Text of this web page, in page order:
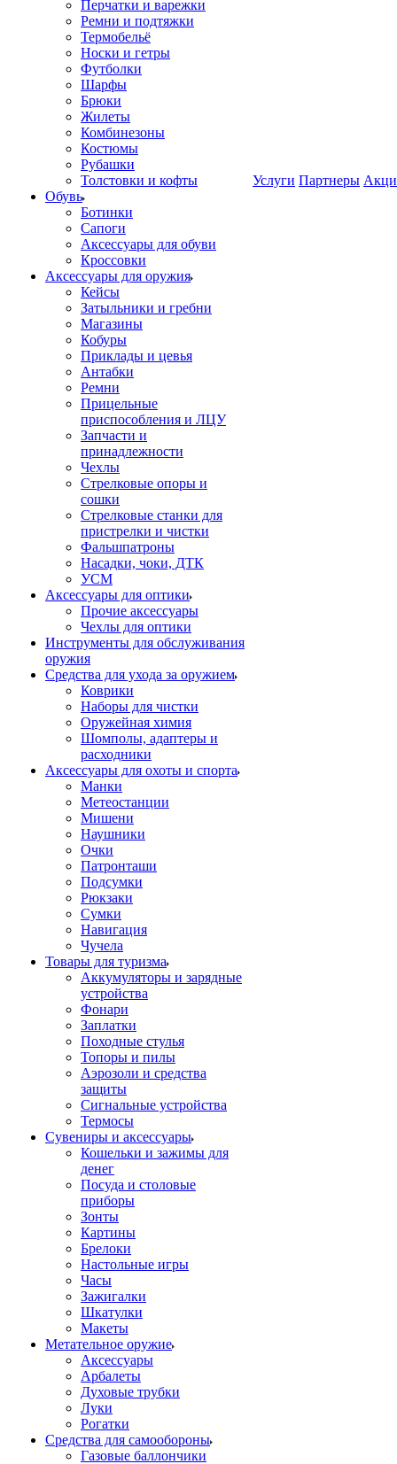
Перчатки и варежки
Ремни и подтяжки
Термобельё
Носки и гетры
Футболки
Шарфы
Брюки
Жилеты
Комбинезоны
Костюмы
Рубашки
Толстовки и кофты
Обувь
Ботинки
Сапоги
Аксессуары для обуви
Кроссовки
Аксессуары для оружия
Кейсы
Затыльники и гребни
Магазины
Кобуры
Приклады и цевья
Антабки
Ремни
Прицельные
приспособления и ЛЦУ
Запчасти и
принадлежности
Чехлы
Стрелковые опоры и
сошки
Стрелковые станки для
пристрелки и чистки
Фальшпатроны
Насадки, чоки, ДТК
УСМ
Аксессуары для оптики
Прочие аксессуары
Чехлы для оптики
Инструменты для обслуживания
оружия
Средства для ухода за оружием
Коврики
Наборы для чистки
Оружейная химия
Шомполы, адаптеры и
расходники
Аксессуары для охоты и спорта
Манки
Метеостанции
Мишени
Наушники
Очки
Патронташи
Подсумки
Рюкзаки
Сумки
Навигация
Чучела
Товары для туризма
Аккумуляторы и зарядные
устройства
Фонари
Заплатки
Походные стулья
Топоры и пилы
Аэрозоли и средства
защиты
Сигнальные устройства
Термосы
Сувениры и аксессуары
Кошельки и зажимы для
денег
Посуда и столовые
приборы
Зонты
Картины
Брелоки
Настольные игры
Часы
Зажигалки
Шкатулки
Макеты
Метательное оружие
Аксессуары
Арбалеты
Духовые трубки
Луки
Рогатки
Средства для самообороны
Газовые баллончики
Услуги Партнеры